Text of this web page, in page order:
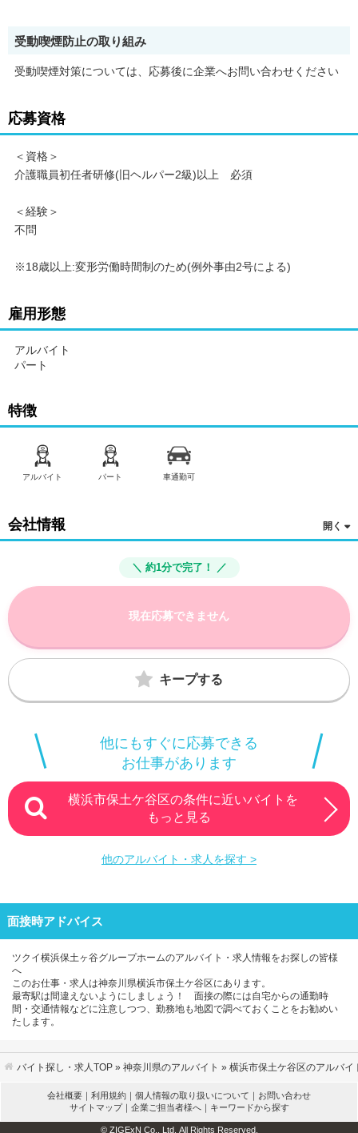
受動喫煙防止の取り組み
受動喫煙対策については、応募後に企業へお問い合わせください
応募資格
＜資格＞
介護職員初任者研修(旧ヘルパー2級)以上 必須
＜経験＞
不問
※18歳以上:変形労働時間制のため(例外事由2号による)
雇用形態
アルバイト
パート
特徴
アルバイト パート 車通勤可
会社情報
＼ 約1分で完了！ ／
現在応募できません
キープする
他にもすぐに応募できる
お仕事があります
横浜市保土ケ谷区の条件に近いバイトを
もっと見る
他のアルバイト・求人を探す >
面接時アドバイス
ツクイ横浜保土ヶ谷グループホームのアルバイト・求人情報をお探しの皆様
へ
このお仕事・求人は神奈川県横浜市保土ケ谷区にあります。
最寄駅は間違えないようにしましょう！ 面接の際には自宅からの通勤時
間・交通情報などに注意しつつ、勤務地も地図で調べておくことをお勧めい
たします。
バイト探し・求人TOP » 神奈川県のアルバイト » 横浜市保土ケ谷区のアルバイ
会社概要 ｜ 利用規約 ｜ 個人情報の取り扱いについて ｜ お問い合わせ
サイトマップ｜ 企業ご担当者様へ｜ キーワードから探す
© ZIGExN Co., Ltd. All Rights Reserved.